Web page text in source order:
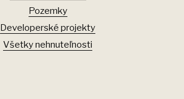
Pozemky
Developerské projekty
Všetky nehnuteľnosti